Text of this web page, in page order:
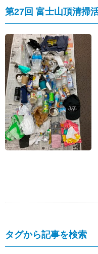
第27回 富士山頂清掃
タグから記事を検索